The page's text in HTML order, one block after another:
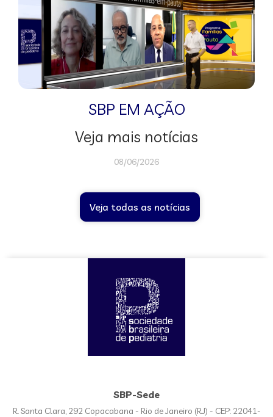
SBP EM AÇÃO
Veja mais notícias
08/06/2026
Veja todas as notícias
SBP-Sede
R. Santa Clara, 292 Copacabana - Rio de Janeiro (RJ) - CEP: 22041-